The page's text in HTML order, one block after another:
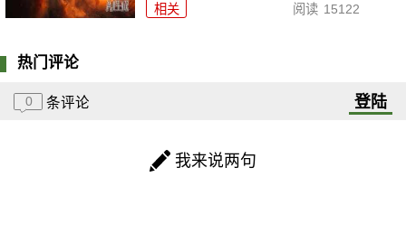
相关 阅读 15122
热门评论
0 条评论 登陆
我来说两句